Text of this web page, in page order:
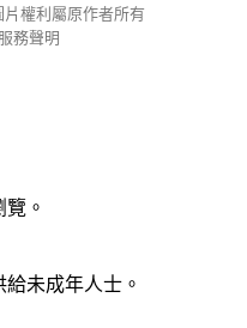
片權利屬原作者所有
服務聲明
。
未成年人士。